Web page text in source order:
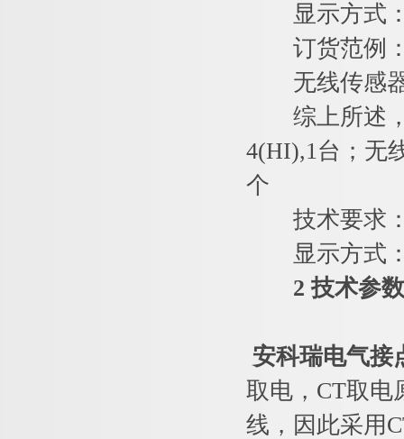
显示方式：
订货范例
无线传感器
综上所述，
4(HI),1台；无
个
技术要求：
显示方式：
2 技术参数
安科瑞电气接
取电，CT取电
线，因此采用